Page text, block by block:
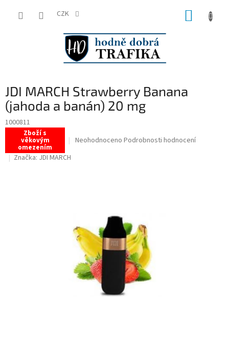
CZK
JDI MARCH Strawberry Banana
(jahoda a banán) 20 mg
1000811
Zboží s
věkovým
omezením
Průměrné
Neohodnoceno Podrobnosti hodnocení
Značka: JDI MARCH